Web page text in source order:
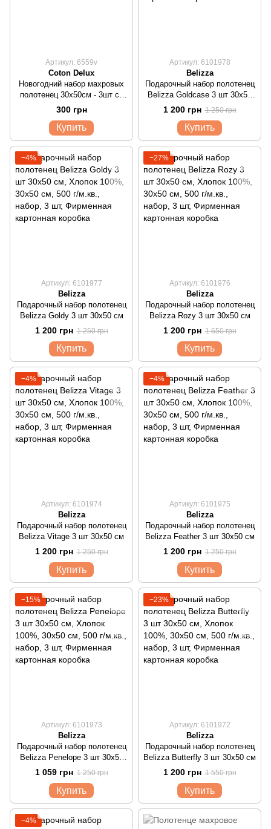
Артикул: 6559v
Coton Delux
Новогодний набор махровых
полотенец 30х50см - 3шт со
снеговиком
300 грн
Купить
Артикул: 6101978
Belizza
Подарочный набор полотенец
Belizza Goldcase 3 шт 30х50
1 200 грн 1 250 грн
Купить
−4%
Артикул: 6101977
Belizza
Подарочный набор полотенец
Belizza Goldy 3 шт 30х50 см
1 200 грн 1 250 грн
Купить
−27%
Артикул: 6101976
Belizza
Подарочный набор полотенец
Belizza Rozy 3 шт 30х50 см
1 200 грн 1 650 грн
Купить
−4%
Артикул: 6101974
Belizza
Подарочный набор полотенец
Belizza Vitage 3 шт 30х50 см
1 200 грн 1 250 грн
Купить
−4%
Артикул: 6101975
Belizza
Подарочный набор полотенец
Belizza Feather 3 шт 30х50 см
1 200 грн 1 250 грн
Купить
−15%
Артикул: 6101973
Belizza
Подарочный набор полотенец
Belizza Penelope 3 шт 30х50
1 059 грн 1 250 грн
Купить
−23%
Артикул: 6101972
Belizza
Подарочный набор полотенец
Belizza Butterfly 3 шт 30х50 см
1 200 грн 1 550 грн
Купить
−4%